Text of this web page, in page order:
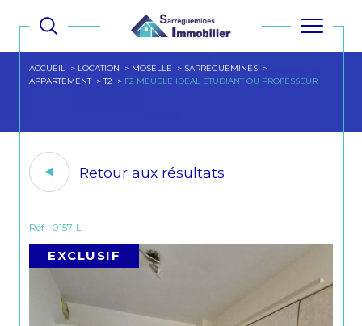
ACCUEIL LOCATION MOSELLE
SARREGUEMINES
APPARTEMENT
T2 F2 MEUBLE IDEAL ETUDIANT OU PROFESSEUR
Retour aux résultats
Réf : 0157-L
EXCLUSIF